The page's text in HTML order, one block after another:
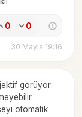
0 0
30 Mayıs 19:16
görüyor.
otomatik